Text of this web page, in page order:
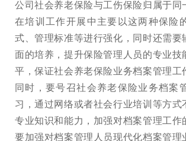
公司社会养老保险与工伤保险归属于同
在培训工作开展中主要以这两种保险
式、管理标准等进行强化，同时还需要
面的培养，提升保险管理人员的专业技
平，保证社会养老保险业务档案管理工
同时，要号召社会养老保险业务档案
习，通过网络或者社会行业培训等方式
专业知识和能力，加强对档案管理工作
要加强对档案管理人员现代化档案管理